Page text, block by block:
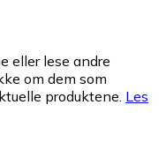
eller lese andre
om dem som
produktene. Les